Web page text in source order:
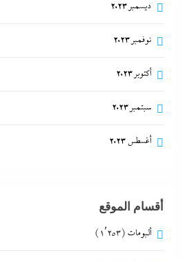
ديسمبر 2023
نوفمبر 2023
أكتوبر 2023
سبتمبر 2023
أغسطس 2023
أقسام الموقع
ألبومات (1٬253)